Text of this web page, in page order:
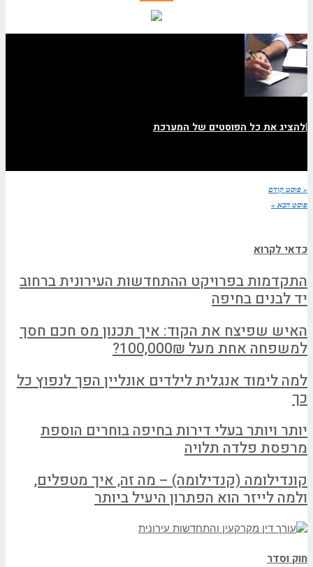
|להציג את כל הפוסטים של המערכת
« פוסט קודם
פוסט הבא »
כדאי לקרוא
התקדמות בפרויקט ההתחדשות העירונית ברחוב
יד לבנים בחיפה
האיש שפיצח את הקוד: איך תכנון מס חכם חסך
למשפחה אחת מעל 100,000₪?
למה לימוד אנגלית לילדים אונליין הפך לנפוץ כל
כך
יותר ויותר בעלי דירות בחיפה בוחרים הוספת
מרפסת פלדה תלויה
קונדילומה (קנדילומה) – מה זה, איך מטפלים,
ולמה לייזר הוא הפתרון היעיל ביותר
חוק וסדר